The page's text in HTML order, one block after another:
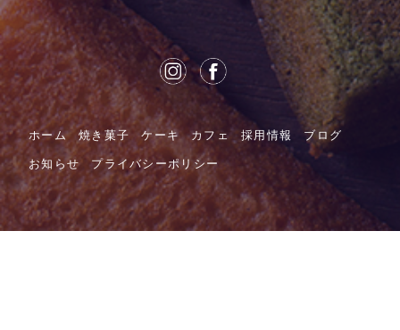
ホーム 焼き菓子 ケーキ カフェ 採用情報 ブログ
お知らせ プライバシーポリシー